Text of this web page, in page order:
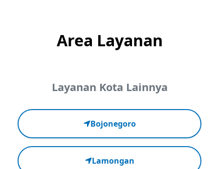
Area Layanan
Layanan Kota Lainnya
Bojonegoro
Lamongan